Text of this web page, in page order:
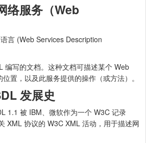
络服务（Web
言 (Web Services Description
编写的文档。这种文档可描述某个 Web
置，以及此服务提供的操作（或方法）。
发展史
1.1 被 IBM、微软作为一个 W3C 记录
XML 协议的 W3C XML 活动，用于描述网